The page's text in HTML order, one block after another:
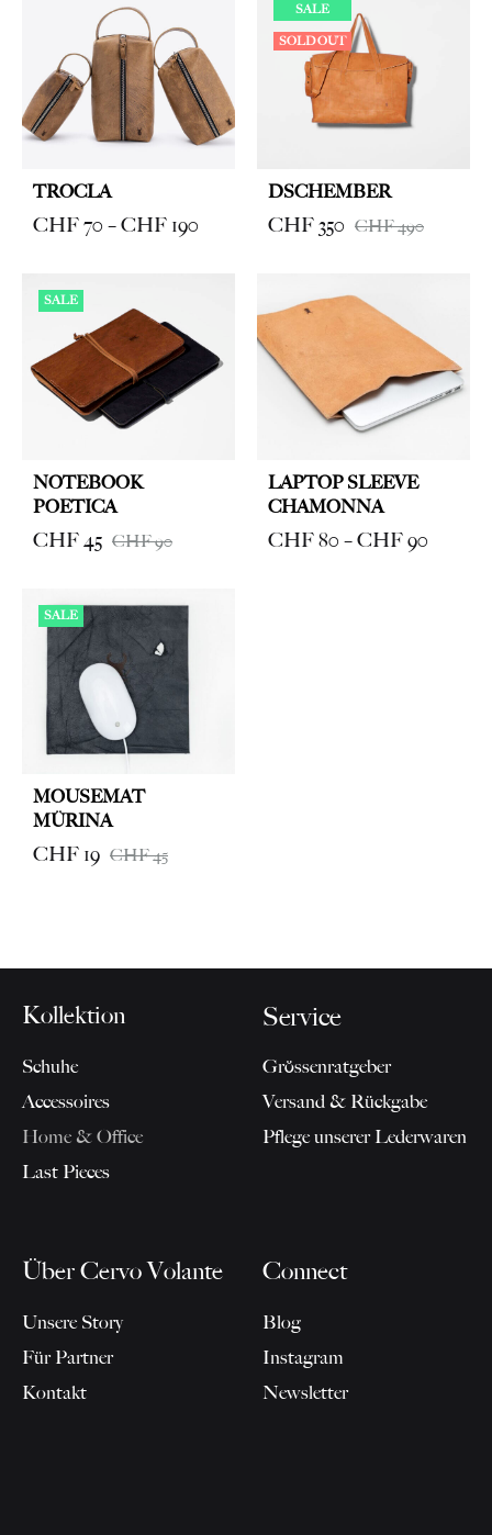
TROCLA
CHF70 –CHF 190
through
CHF 190
SALE
SOLD OUT
DSCHEMBER
CHF350 CHF490
SALE
NOTEBOOK
POETICA
CHF45 CHF90
LAPTOP SLEEVE
CHAMONNA
CHF80 –CHF90
SALE
MOUSEMAT
MÜRINA
CHF 19 CHF45
Kollektion
Schuhe
Accessoires
Home & Office
Last Pieces
Service
Grössenratgeber
Versand & Rückgabe
Pflege unserer Lederwaren
Über Cervo Volante
Unsere Story
Für Partner
Kontakt
Connect
Blog
Instagram
Newsletter